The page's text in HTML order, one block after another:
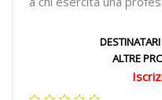
ALTRE